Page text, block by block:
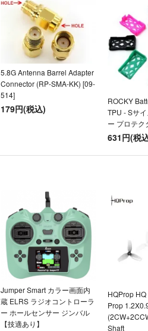
5.8G Antenna Barrel Adapter
Connector (RP-SMA-KK) [09-
514]
179円(税込)
ROCKY
TPU - Sサ
ー プロテク
631円(税
Jumper Smart カラー画面内
蔵 ELRS ラジオコントローラ
ー ホールセンサー ジンバル
【技適あり】
HQProp
Prop
Shaft